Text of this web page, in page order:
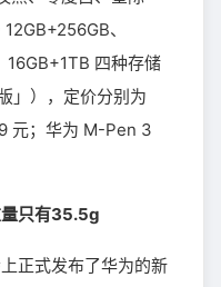
、
16GB+1TB 四种存储
」），定价分别为
元；华为 M-Pen 3
只有35.5g
正式发布了华为的新